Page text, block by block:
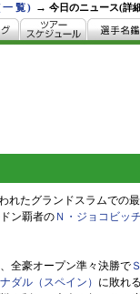
一覧) →今日のニュース(詳
れたグランドスラムでの
ン覇者の Ｎ・ジョコビッ
全豪オープン準々決勝で
ダル（スペイン） に敗れ